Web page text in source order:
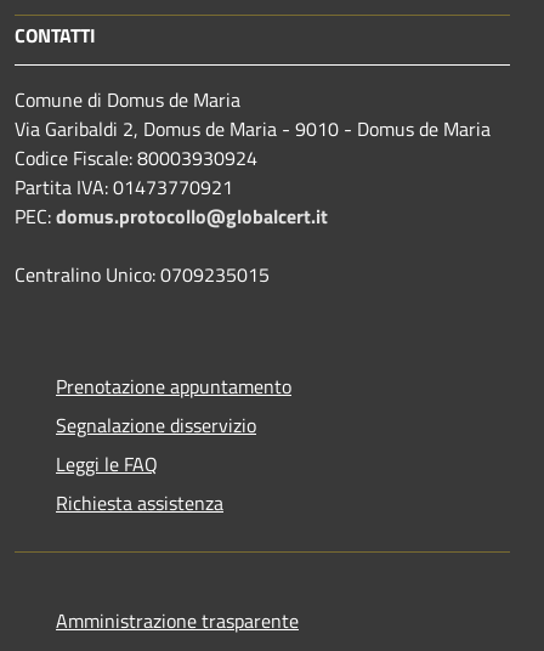
CONTATTI
Comune di Domus de Maria
Via Garibaldi 2, Domus de Maria - 9010 - Domus de Maria
Codice Fiscale: 80003930924
Partita IVA: 01473770921
PEC:domus.protocollo@globalcert.it
Centralino Unico: 0709235015
Prenotazione appuntamento
Segnalazione disservizio
Leggi le FAQ
Richiesta assistenza
Amministrazione trasparente